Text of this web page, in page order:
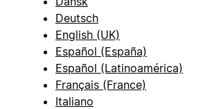
Deutsch
English (UK)
Español (España)
Español (Latinoamérica)
Français (France)
Italiano